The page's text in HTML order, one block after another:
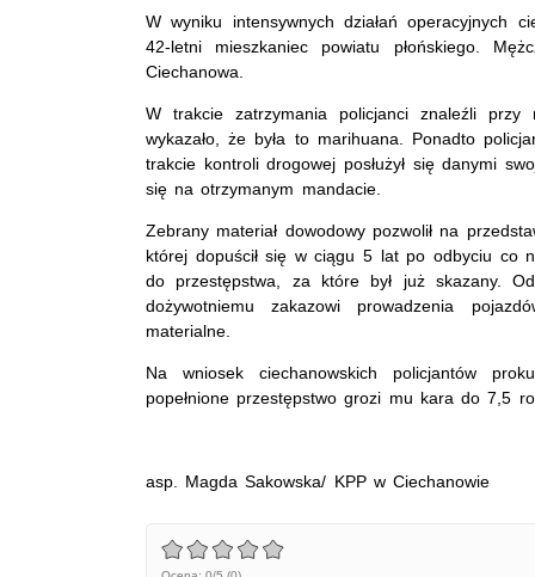
W wyniku intensywnych działań operacyjnych
42-letni mieszkaniec powiatu płońskiego.
Ciechanowa.
W trakcie zatrzymania policjanci znaleźli przy
wykazało, że była to marihuana. Ponadto
trakcie kontroli drogowej posłużył się danymi
się na otrzymanym mandacie.
Zebrany materiał dowodowy pozwolił na
której dopuścił się w ciągu 5 lat po odbyciu co
do przestępstwa, za które był już skazany.
dożywotniemu zakazowi prowadzenia
materialne.
Na wniosek ciechanowskich policjantów
popełnione przestępstwo grozi mu kara do 7,5
asp. Magda Sakowska/ KPP w Ciechanowie